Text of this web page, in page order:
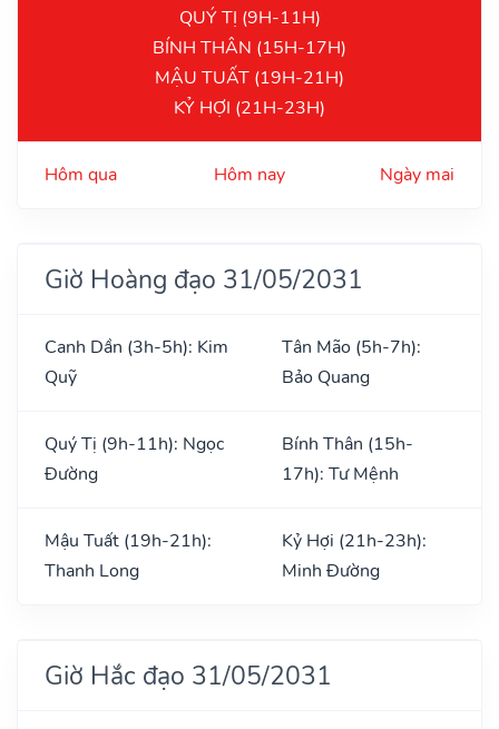
QUÝ TỊ (9H-11H)
BÍNH THÂN (15H-17H)
MẬU TUẤT (19H-21H)
KỶ HỢI (21H-23H)
Hôm qua Hôm nay Ngày mai
Giờ Hoàng đạo 31/05/2031
Canh Dần (3h-5h): Kim
Quỹ
Tân Mão (5h-7h):
Bảo Quang
Quý Tị (9h-11h): Ngọc
Đường
Bính Thân (15h-
17h): Tư Mệnh
Mậu Tuất (19h-21h):
Thanh Long
Kỷ Hợi (21h-23h):
Minh Đường
Giờ Hắc đạo 31/05/2031